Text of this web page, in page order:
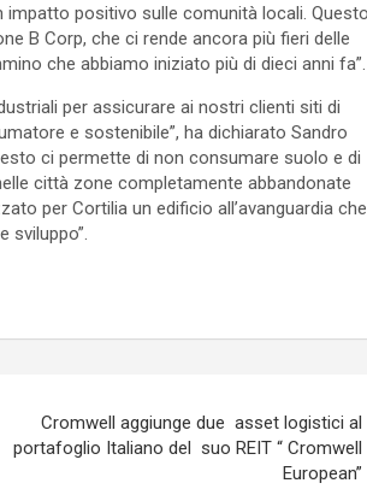
impatto positivo sulle comunità locali. Questo
B Corp, che ci rende ancora più fieri delle
che abbiamo iniziato più di dieci anni fa”.
per assicurare ai nostri clienti siti di
e sostenibile”, ha dichiarato Sandro
ci permette di non consumare suolo e di
città zone completamente abbandonate
per Cortilia un edificio all’avanguardia che
Cromwell aggiunge due asset logistici al
portafoglio Italiano del suo REIT “ Cromwell
European”